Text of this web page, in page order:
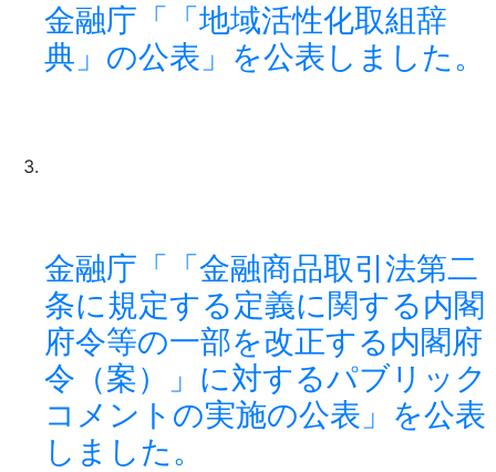
金融庁「「地域活性化取組辞
典」の公表」を公表しました。
金融庁「「金融商品取引法第二
条に規定する定義に関する内閣
府令等の一部を改正する内閣府
令（案）」に対するパブリック
コメントの実施の公表」を公表
しました。